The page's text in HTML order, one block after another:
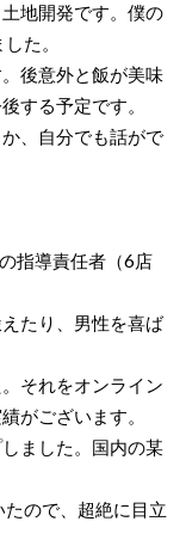
地開発です。僕の
た。
後意外と飯が美味
する予定です。
、自分でも話がで
指導責任者（6店
たり、男性を喜ば
それをオンライン
がございます。
ました。国内の某
ので、超絶に目立